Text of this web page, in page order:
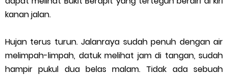
kanan jalan.
Hujan terus turun. Jalanraya sudah penuh dengan air
melimpah-limpah, datuk melihat jam di tangan, sudah
hampir pukul dua belas malam. Tidak ada sebuah